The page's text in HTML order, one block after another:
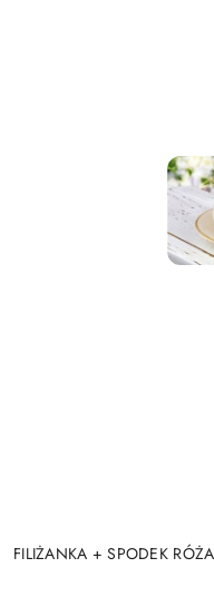
FILIŻANKA + SPODEK